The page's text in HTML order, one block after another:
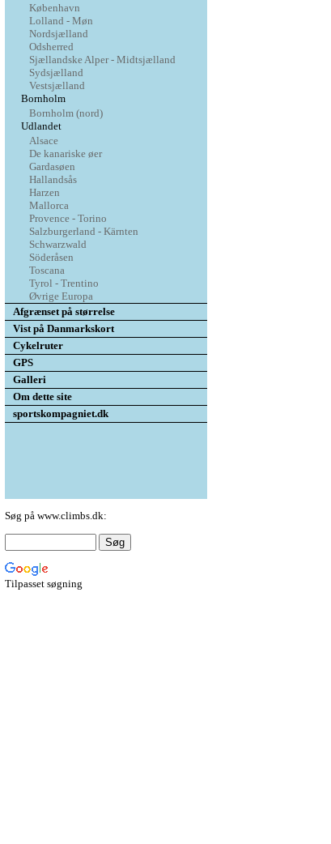
København
Lolland - Møn
Nordsjælland
Odsherred
Sjællandske Alper - Midtsjælland
Sydsjælland
Vestsjælland
Bornholm
Bornholm (nord)
Udlandet
Alsace
De kanariske øer
Gardasøen
Hallandsås
Harzen
Mallorca
Provence - Torino
Salzburgerland - Kärnten
Schwarzwald
Söderåsen
Toscana
Tyrol - Trentino
Øvrige Europa
Afgrænset på størrelse
Vist på Danmarkskort
Cykelruter
GPS
Galleri
Om dette site
sportskompagniet.dk
Søg på www.climbs.dk:
Tilpasset søgning